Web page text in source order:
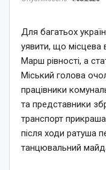
Для багатьох
уявити, що
Марш рівності, а
Міський голова
працівники
та представники
транспорт
після ходи ратуша
танцювальний